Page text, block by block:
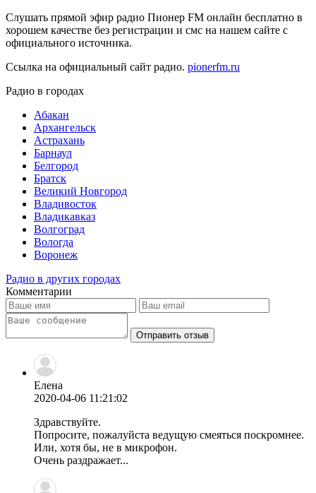
Слушать прямой эфир радио Пионер FM онлайн бесплатно в
хорошем качестве без регистрации и смс на нашем сайте с
официального источника.
Ссылка на официальный сайт радио. pionerfm.ru
Радио в городах
Абакан
Архангельск
Астрахань
Барнаул
Белгород
Братск
Великий Новгород
Владивосток
Владикавказ
Волгоград
Вологда
Воронеж
Радио в других городах
Комментарии
Отправить отзыв
Елена
2020-04-06 11:21:02
Здравствуйте.
Попросите, пожалуйста ведущую смеяться поскромнее.
Или, хотя бы, не в микрофон.
Очень раздражает...